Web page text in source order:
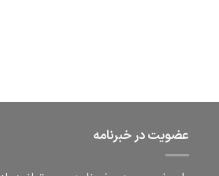
عضویت در خبرنامه